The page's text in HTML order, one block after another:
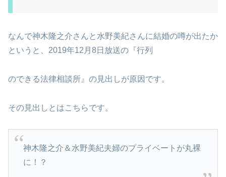
なんで神木隆之介さんと水野美紀さんに結婚の噂が出たか
というと、2019年12月8日放送の『行列
のできる法律相談所』の見出しが原因です。
その見出しとはこちらです。
神木隆之介＆水野美紀夫婦のプライベートが丸裸
に！？